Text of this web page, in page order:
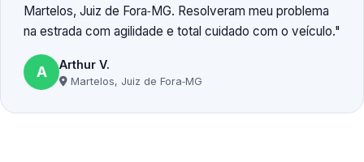
Martelos, Juiz de Fora‑MG. Resolveram meu problema
na estrada com agilidade e total cuidado com o veículo.
A Arthur V.
Martelos, Juiz de Fora‑MG